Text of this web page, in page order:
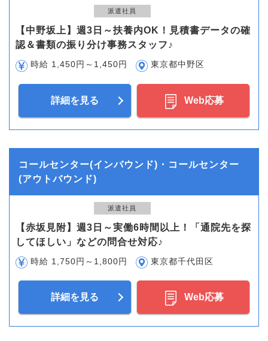
派遣社員
【中野坂上】週3日～扶養内OK！見積書データの確
認＆書類の振り分け事務スタッフ♪
時給 1,450円～1,450円 東京都中野区
詳細を見る Web応募
コールセンター(インバウンド)・コールセンター
(アウトバウンド)
派遣社員
【赤坂見附】週3日～実働6時間以上！「通院先を探
してほしい」などの問合せ対応♪
時給 1,750円～1,800円 東京都千代田区
詳細を見る Web応募